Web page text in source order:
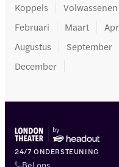
Koppels
Volwassenen
Februari
Maart
Augustus
September
December
24/7 ONDERSTEUNING
Bel ons